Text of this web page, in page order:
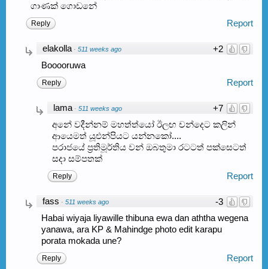
ගාණක් ගොඩනේ
Report
Reply
+2
elakolla · 511 weeks ago
Booooruwa
Report
Reply
+7
lama · 511 weeks ago
අනේ වදීන්නම් මහත්ත්යෝ ඊලඟ චන්දෙට කලින්
ආයෙමත් යූඑන්පියට යන්නකෝ....
පරාජයේ ප්‍රතිමූර්තිය වන් ඔබතුමා රටටත් පක්සෙටත්
සදා සම්පතක්
Report
Reply
-3
fass · 511 weeks ago
Habai wiyaja liyawille thibuna ewa dan aththa wegena
yanawa, ara KP & Mahindge photo edit karapu
porata mokada une?
Report
Reply